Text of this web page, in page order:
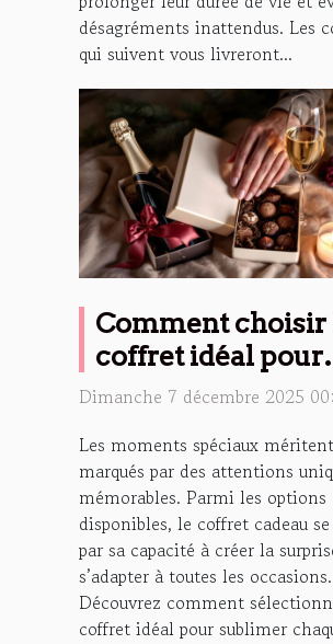
désagréments inattendus. Les
qui suivent vous livreront...
Comment choisir
coffret idéal pour
célébrer les
Dimanche 7 décembre 2025
Les moments spéciaux
marqués par des attentions
mémorables. Parmi les options
disponibles, le coffret cadeau
par sa capacité à créer la
s’adapter à toutes les occasions.
Découvrez comment
coffret idéal pour sublimer